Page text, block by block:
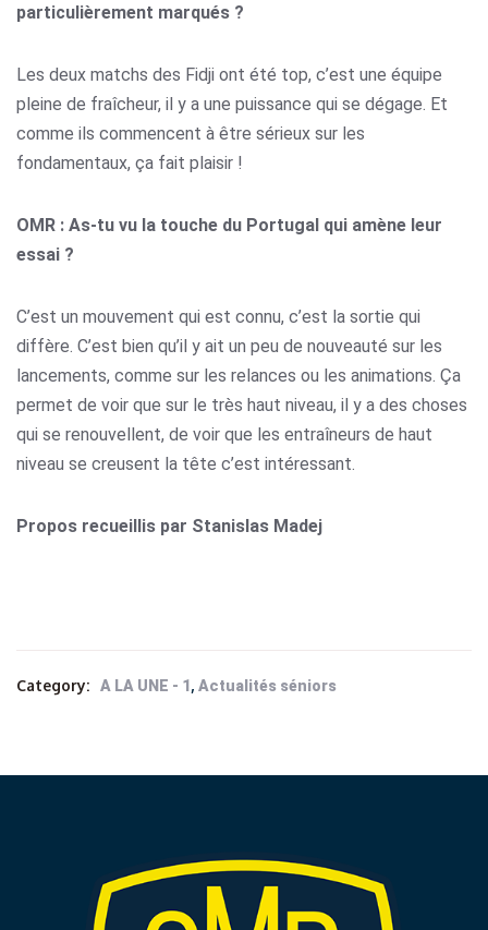
particulièrement marqués ?
Les deux matchs des Fidji ont été top, c’est une équipe
pleine de fraîcheur, il y a une puissance qui se dégage. Et
comme ils commencent à être sérieux sur les
fondamentaux, ça fait plaisir !
OMR : As-tu vu la touche du Portugal qui amène leur
essai ?
C’est un mouvement qui est connu, c’est la sortie qui
diffère. C’est bien qu’il y ait un peu de nouveauté sur les
lancements, comme sur les relances ou les animations. Ça
permet de voir que sur le très haut niveau, il y a des choses
qui se renouvellent, de voir que les entraîneurs de haut
niveau se creusent la tête c’est intéressant.
Propos recueillis par Stanislas Madej
Category: A LA UNE - 1, Actualités séniors